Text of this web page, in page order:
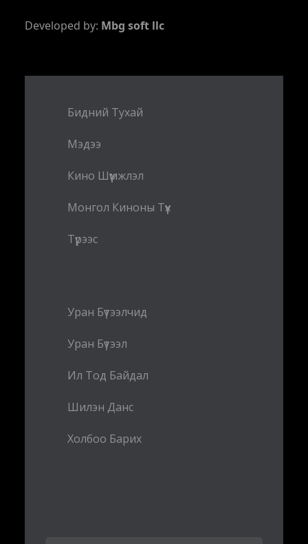
Developed by: Mbg soft llc
Бидний Тухай
Мэдээ
Кино Шүүмжлэл
Монгол Киноны Түүх
Түрээс
Уран Бүтээлчид
Уран Бүтээл
Ил Тод Байдал
Шилэн Данс
Холбоо Барих